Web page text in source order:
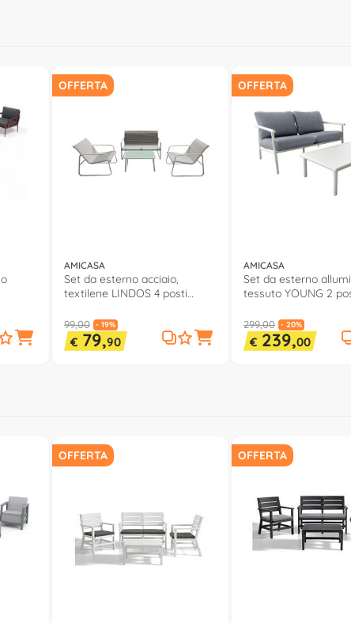
OFFERTA
AMICASA
Set da esterno acciaio,
textilene LINDOS 4 posti
99,00 - 19%
€ 79,90
OFFERTA
AMICASA
Set da esterno
tessuto YOUNG 2
299,00 - 20%
€ 239,00
OFFERTA OFFERTA